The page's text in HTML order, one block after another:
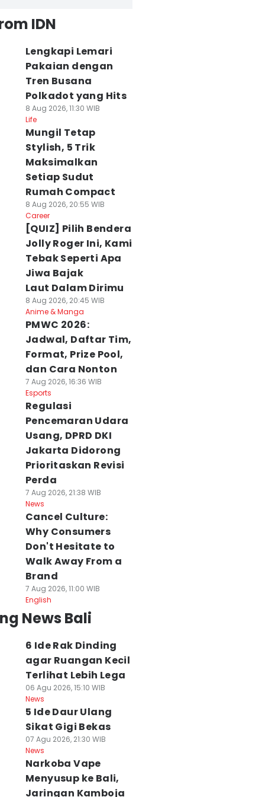
IDN
Lengkapi Lemari
Pakaian dengan
Tren Busana
Polkadot yang Hits
8 Aug 2026, 11:30 WIB
Life
Mungil Tetap
Stylish, 5 Trik
Maksimalkan
Setiap Sudut
Rumah Compact
8 Aug 2026, 20:55 WIB
Career
[QUIZ] Pilih Bendera
Jolly Roger Ini, Kami
Tebak Seperti Apa
Jiwa Bajak
Laut Dalam Dirimu
8 Aug 2026, 20:45 WIB
Anime & Manga
PMWC 2026:
Jadwal, Daftar Tim,
Format, Prize Pool,
dan Cara Nonton
7 Aug 2026, 16:36 WIB
Esports
Regulasi
Pencemaran Udara
Usang, DPRD DKI
Jakarta Didorong
Prioritaskan Revisi
Perda
7 Aug 2026, 21:38 WIB
News
Cancel Culture:
Why Consumers
Don't Hesitate to
Walk Away From a
Brand
7 Aug 2026, 11:00 WIB
English
News Bali
6 Ide Rak Dinding
agar Ruangan Kecil
Terlihat Lebih Lega
06 Agu 2026, 15:10 WIB
News
5 Ide Daur Ulang
Sikat Gigi Bekas
07 Agu 2026, 21:30 WIB
News
Narkoba Vape
Menyusup ke Bali,
Jaringan Kamboja